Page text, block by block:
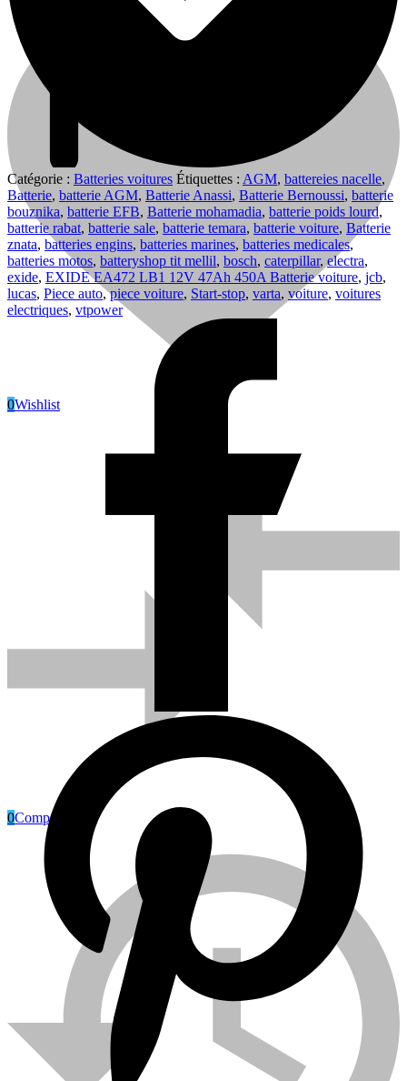
0Wishlist
0Compare
Catégorie : Batteries voitures Étiquettes : AGM, battereies nacelle,
Batterie, batterie AGM, Batterie Anassi, Batterie Bernoussi, batterie
bouznika, batterie EFB, Batterie mohamadia, batterie poids lourd,
batterie rabat, batterie sale, batterie temara, batterie voiture, Batterie
znata, batteries engins, batteries marines, batteries medicales,
batteries motos, batteryshop tit mellil, bosch, caterpillar, electra,
exide, EXIDE EA472 LB1 12V 47Ah 450A Batterie voiture, jcb,
lucas, Piece auto,piece voiture, Start-stop, varta, voiture, voitures
electriques, vtpower